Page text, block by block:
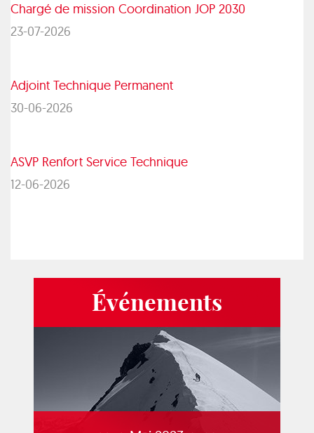
Chargé de mission Coordination JOP 2030
23-07-2026
Adjoint Technique Permanent
30-06-2026
ASVP Renfort Service Technique
12-06-2026
Événements